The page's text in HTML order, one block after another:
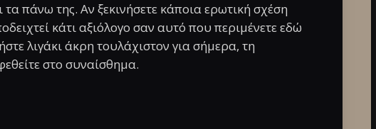
πάνω της. Αν ξεκινήσετε κάποια ερωτική σχέση
κάτι αξιόλογο σαν αυτό που περιμένετε εδώ
λιγάκι άκρη τουλάχιστον για σήμερα, τη
στο συναίσθημα.